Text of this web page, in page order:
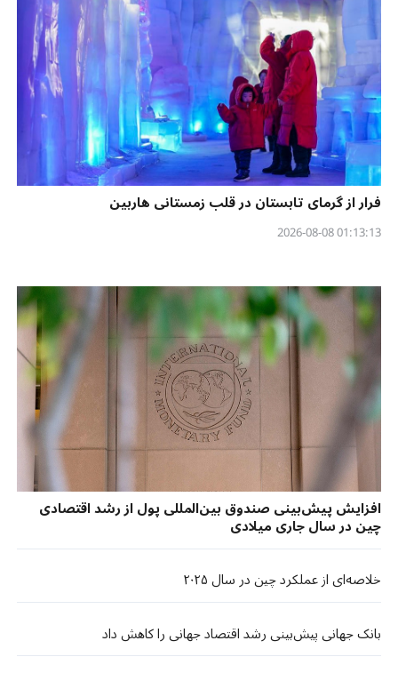
فرار از گرمای تابستان در قلب زمستانی هاربین
01:13:13 2026-08-08
افزایش پیش‌بینی صندوق بین‌المللی پول از رشد اقتصادی
چین در سال جاری میلادی
خلاصه‌ای از عملکرد چین در سال ۲۰۲۵
بانک جهانی پیش‌بینی رشد اقتصاد جهانی را کاهش داد